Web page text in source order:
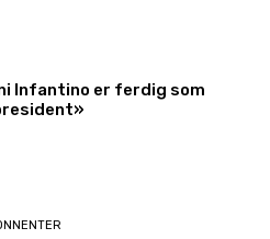
Infantino er ferdig som